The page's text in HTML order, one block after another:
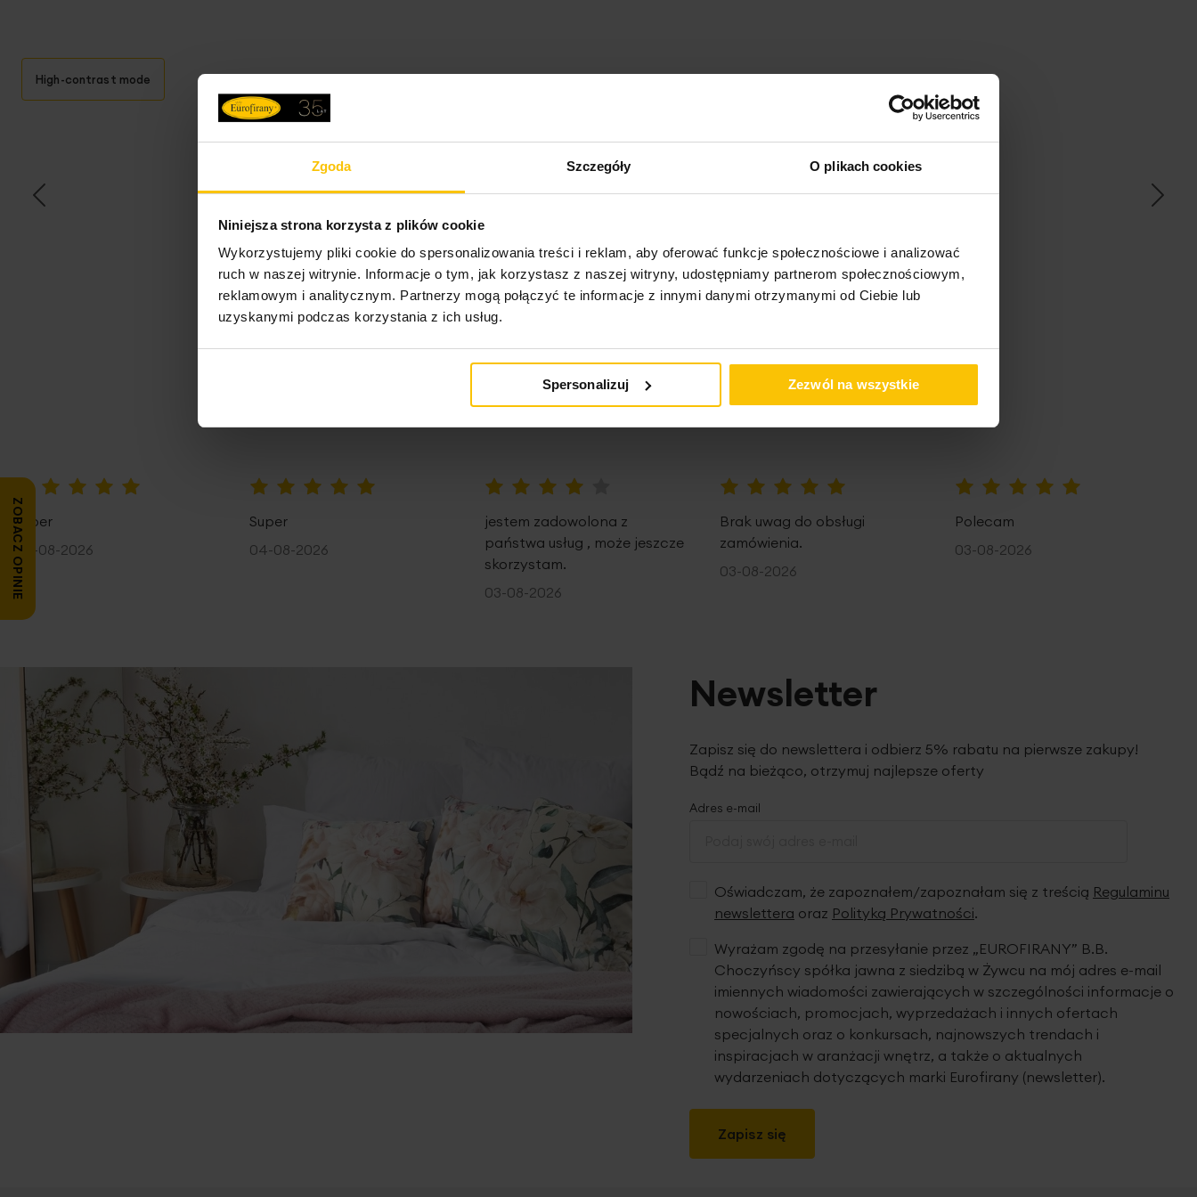
Zgoda Szczegóły O plikach cookies
Niniejsza strona korzysta z plików cookie
Wykorzystujemy pliki cookie do spersonalizowania treści i reklam, aby oferować funkcje społecznościowe i analizować
ruch w naszej witrynie. Informacje o tym, jak korzystasz z naszej witryny, udostępniamy partnerom społecznościowym,
reklamowym i analitycznym. Partnerzy mogą połączyć te informacje z innymi danymi otrzymanymi od Ciebie lub
uzyskanymi podczas korzystania z ich usług.
Spersonalizuj Zezwól na wszystkie
High-contrast mode
To może Cię zainteresować
Opinie potwierdzone zakupem
5%
Na podstawie 28295 opinii. Zobacz niektóre opinie tutaj.
100%
Super
04-08-2026
Super
04-08-2026
jestem zadowolona z
państwa usług , może jeszcze
skorzystam.
03-08-2026
Brak uwag do obsługi
zamówienia.
03-08-2026
Polecam
03-08-2026
Newsletter
Zapisz się do newslettera i odbierz 5% rabatu na pierwsze zakupy!
Bądź na bieżąco, otrzymuj najlepsze oferty
Adres e-mail
Oświadczam, że zapoznałem/zapoznałam się z treścią Regulaminu
newslettera oraz Polityką Prywatności.
Zapisz się
Wyrażam zgodę na przesyłanie przez „EUROFIRANY” B.B.
Choczyńscy spółka jawna z siedzibą w Żywcu na mój adres e-mail
imiennych wiadomości zawierających w szczególności informacje o
nowościach, promocjach, wyprzedażach i innych ofertach
specjalnych oraz o konkursach, najnowszych trendach i
inspiracjach w aranżacji wnętrz, a także o aktualnych
wydarzeniach dotyczących marki Eurofirany (newsletter).
ZOBACZ OPINIE